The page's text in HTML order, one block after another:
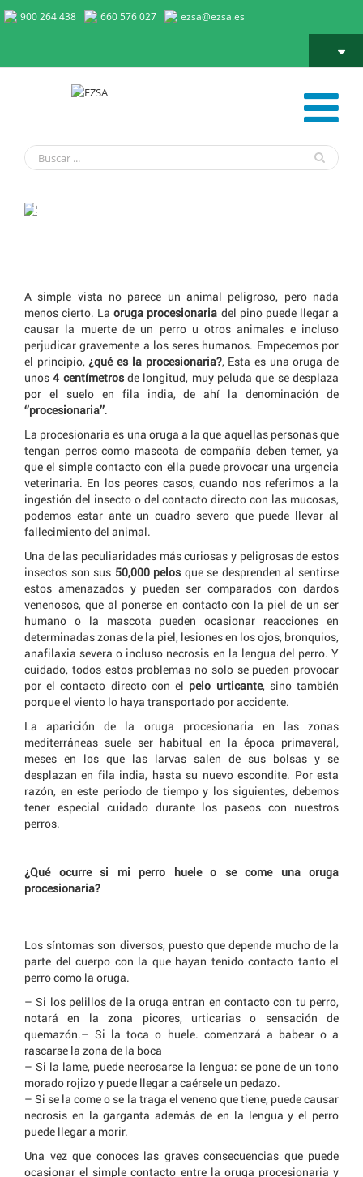
900 264 438 660 576 027 ezsa@ezsa.es
La oruga procesionaria y los perros
La oruga procesionaria y los perros
A simple vista no parece un animal peligroso, pero nada
menos cierto. Laoruga procesionaria del pino puede llegar a
causar la muerte de un perro u otros animales e incluso
perjudicar gravemente a los seres humanos. Empecemos por
el principio,¿qué es la procesionaria?, Esta es una oruga de
unos4 centímetrosde longitud, muy peluda que se desplaza
por el suelo en fila india, de ahí la denominación de
‘’procesionaria’’.
La procesionaria es una oruga a la que aquellas personas que
tengan perros como mascota de compañía deben temer, ya
que el simple contacto con ella puede provocar una urgencia
veterinaria. En los peores casos, cuando nos referimos a la
ingestión del insecto o del contacto directo con las mucosas,
podemos estar ante un cuadro severo que puede llevar al
fallecimiento del animal.
Una de las peculiaridades más curiosas y peligrosas de estos
insectos son sus 50,000 pelos que se desprenden al sentirse
estos amenazados y pueden ser comparados con dardos
venenosos, que al ponerse en contacto con la piel de un ser
humano o la mascota pueden ocasionar reacciones en
determinadas zonas de la piel, lesiones en los ojos, bronquios,
anafilaxia severa o incluso necrosis en la lengua del perro. Y
cuidado, todos estos problemas no solo se pueden provocar
por el contacto directo con el pelo urticante, sino también
porque el viento lo haya transportado por accidente.
La aparición de la oruga procesionaria en las zonas
mediterráneas suele ser habitual en la época primaveral,
meses en los que las larvas salen de sus bolsas y se
desplazan en fila india, hasta su nuevo escondite. Por esta
razón, en este periodo de tiempo y los siguientes, debemos
tener especial cuidado durante los paseos con nuestros
perros.
¿Qué ocurre si mi perro huele o se come una oruga
procesionaria?
Los síntomas son diversos, puesto que depende mucho de la
parte del cuerpo con la que hayan tenido contacto tanto el
perro como la oruga.
– Si los pelillos de la oruga entran en contacto con tu perro,
notará en la zona picores, urticarias o sensación de
quemazón.– Si la toca o huele. comenzará a babear o a
rascarse la zona de la boca
– Si la lame, puede necrosarse la lengua: se pone de un tono
morado rojizo y puede llegar a caérsele un pedazo.
– Si se la come o se la traga el veneno que tiene, puede causar
necrosis en la garganta además de en la lengua y el perro
puede llegar a morir.
Una vez que conoces las graves consecuencias que puede
ocasionar el simple contacto entre la oruga procesionaria y